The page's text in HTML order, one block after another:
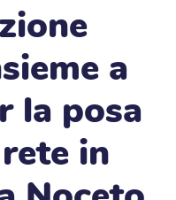
a
la posa
in